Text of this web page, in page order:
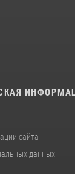
сайта
данных